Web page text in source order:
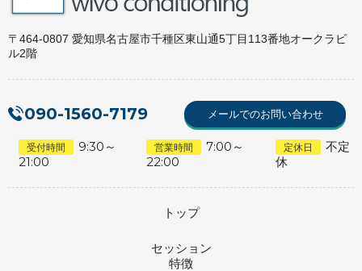
〒464-0807 愛知県名古屋市千種区東山通5丁目113番地オークラビ
ル2階
090-1560-7179 メールでのお問い合わせ
受付時間
9:30～
21:00
営業時間
7:00～
22:00
定休日
不定
休
トップ
セッション
特徴